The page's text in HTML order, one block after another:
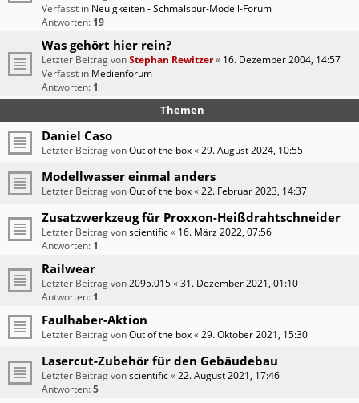
Verfasst in Neuigkeiten - Schmalspur-Modell-Forum
Antworten: 19
Was gehört hier rein?
Letzter Beitrag vonStephan Rewitzer« 16. Dezember 2004, 14:57
Verfasst in Medienforum
Antworten: 1
Themen
Daniel Caso
Letzter Beitrag vonOut of the box«29. August 2024, 10:55
Modellwasser einmal anders
Letzter Beitrag vonOut of the box«22. Februar 2023, 14:37
Zusatzwerkzeug für Proxxon-Heißdrahtschneider
Letzter Beitrag vonscientific« 16. März 2022, 07:56
Antworten: 1
Railwear
Letzter Beitrag von2095.015«31. Dezember 2021, 01:10
Antworten: 1
Faulhaber-Aktion
Letzter Beitrag vonOut of the box«29. Oktober 2021, 15:30
Lasercut-Zubehör für den Gebäudebau
Letzter Beitrag vonscientific«22. August 2021, 17:46
Antworten:5